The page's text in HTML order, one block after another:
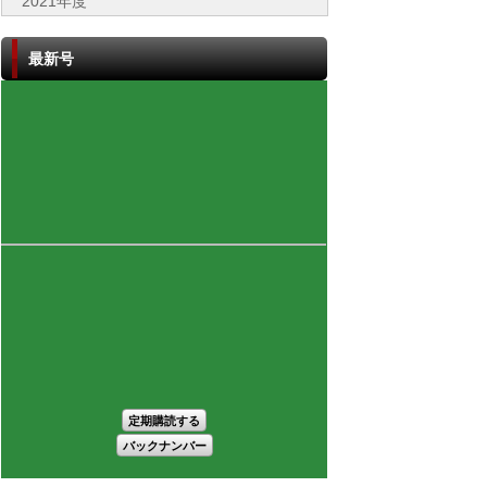
最新号
定期購読する
バックナンバー